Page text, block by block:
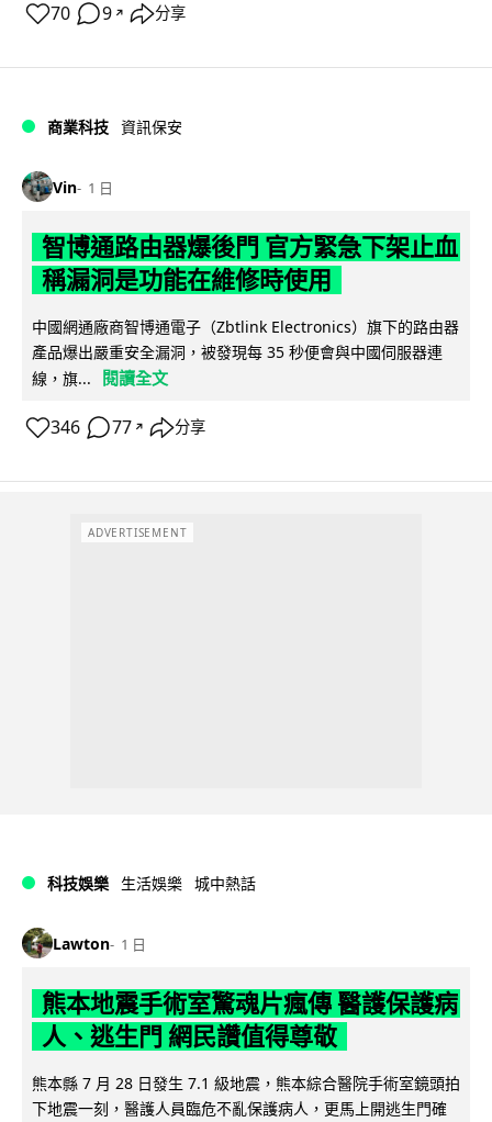
70 9 ↗ 分享
商業科技 資訊保安
Vin 1 日
智博通路由器爆後門 官方緊急下架止血
稱漏洞是功能在維修時使用
中國網通廠商智博通電子（Zbtlink Electronics）旗下的路由器
產品爆出嚴重安全漏洞，被發現每 35 秒便會與中國伺服器連
線，旗...
閱讀全文
346 77 ↗ 分享
ADVERTISEMENT
科技娛樂 生活娛樂 城中熱話
Lawton 1 日
熊本地震手術室驚魂片瘋傳 醫護保護病
人、逃生門 網民讚值得尊敬
熊本縣 7 月 28 日發生 7.1 級地震，熊本綜合醫院手術室鏡頭拍
下地震一刻，醫護人員臨危不亂保護病人，更馬上開逃生門確